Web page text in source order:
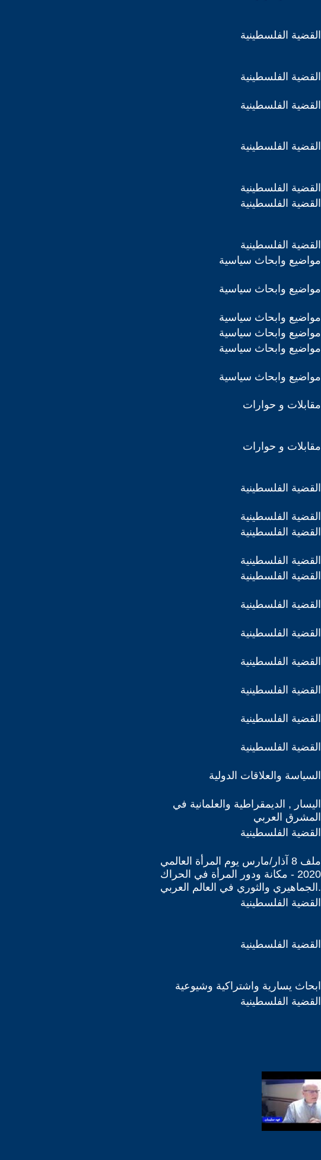
القضية الفلسطينية
القضية الفلسطينية
القضية الفلسطينية
القضية الفلسطينية
القضية الفلسطينية
القضية الفلسطينية
القضية الفلسطينية
مواضيع وابحاث سياسية
مواضيع وابحاث سياسية
مواضيع وابحاث سياسية
مواضيع وابحاث سياسية
مواضيع وابحاث سياسية
مواضيع وابحاث سياسية
مقابلات و حوارات
مقابلات و حوارات
القضية الفلسطينية
القضية الفلسطينية
القضية الفلسطينية
القضية الفلسطينية
القضية الفلسطينية
القضية الفلسطينية
القضية الفلسطينية
القضية الفلسطينية
القضية الفلسطينية
القضية الفلسطينية
القضية الفلسطينية
السياسة والعلاقات الدولية
اليسار , الديمقراطية والعلمانية في
المشرق العربي
القضية الفلسطينية
ملف 8 آذار/مارس يوم المرأة العالمي
2020 - مكانة ودور المرأة في الحراك
الجماهيري والثوري في العالم العربي.
القضية الفلسطينية
القضية الفلسطينية
ابحاث يسارية واشتراكية وشيوعية
القضية الفلسطينية